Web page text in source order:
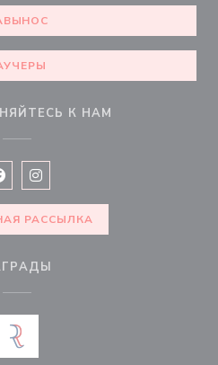
К НАМ
((открывается в новом
Instagram ((открывается в
РАССЫЛКА